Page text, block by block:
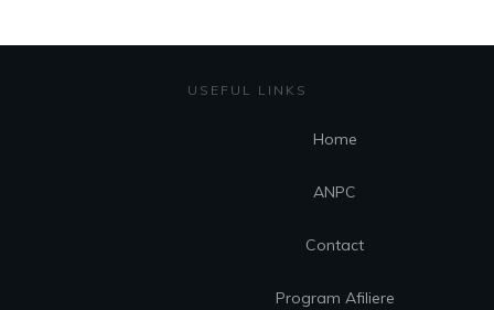
USEFUL LINKS
Home
ANPC
Contact
Program Afiliere